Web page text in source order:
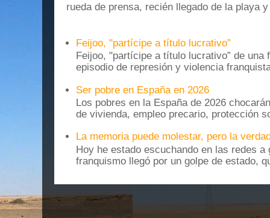
rueda de prensa, recién llegado de la playa
Feijoo, "partícipe a título lucrativo”
Feijoo, "partícipe a título lucrativo” de una
episodio de represión y violencia
Ser pobre en España en 2026
Los pobres en la España de 2026
de vivienda, empleo precario, protección
La memoria puede molestar, pero la
Hoy he estado escuchando en las redes a
franquismo llegó por un golpe de estado,